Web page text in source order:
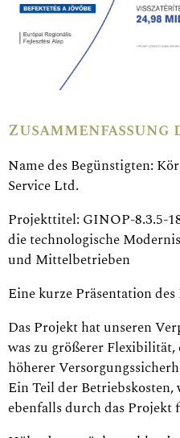
Name des Begünstigten:
Service Ltd.
Projekttitel: GINOP-8.3.5-
die technologische
und Mittelbetrieben
Eine kurze Präsentation
Das Projekt hat unseren
was zu größerer
höherer
Ein Teil der
ebenfalls durch das Projekt